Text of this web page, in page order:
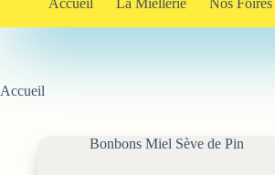
Accueil La Miellerie Nos Foires
Accueil